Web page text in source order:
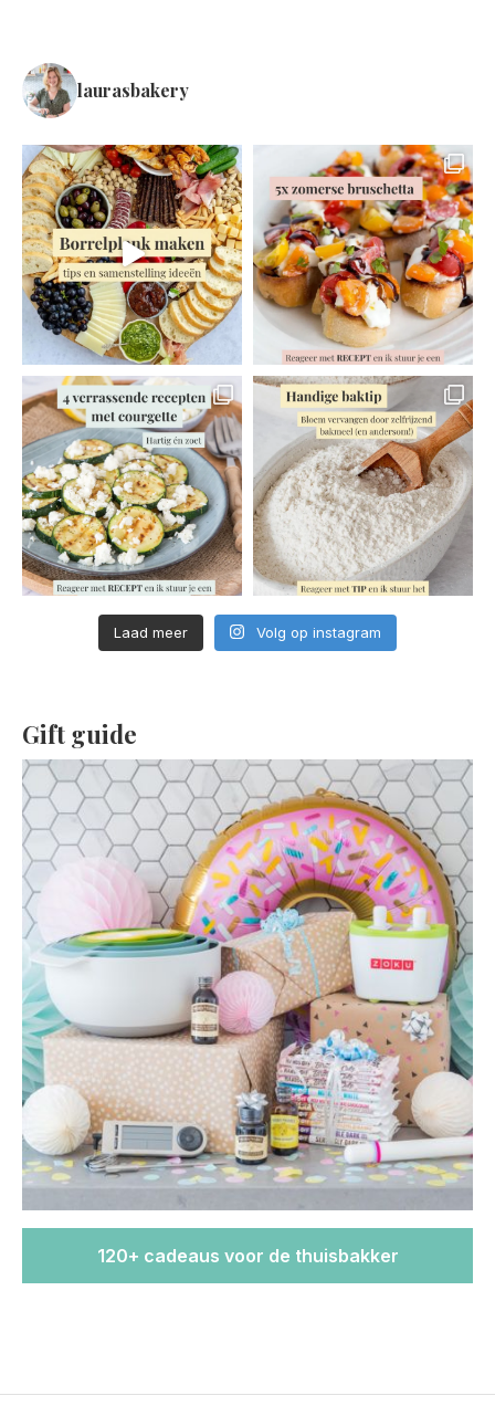
laurasbakery
Laad meer Volg op instagram
Gift guide
120+ cadeaus voor de thuisbakker